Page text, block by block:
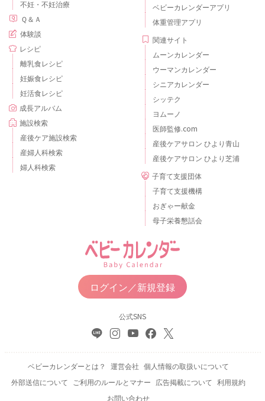
不妊・不妊治療
Ｑ＆Ａ
体験談
レシピ
離乳食レシピ
妊娠食レシピ
妊活食レシピ
成長アルバム
施設検索
産後ケア施設検索
産婦人科検索
婦人科検索
ベビーカレンダーアプリ
体重管理アプリ
関連サイト
ムーンカレンダー
ウーマンカレンダー
シニアカレンダー
シッテク
ヨムーノ
医師監修.com
産後ケアサロン ひより青山
産後ケアサロン ひより芝浦
子育て支援団体
子育て支援機構
おぎゃー献金
母子栄養懇話会
ログイン／新規登録
公式SNS
ベビーカレンダーとは？ 運営会社 個人情報の取扱いについて
外部送信について ご利用のルールとマナー 広告掲載について 利用規約
お問い合わせ